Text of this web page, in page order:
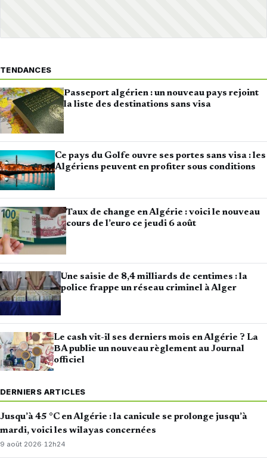
TENDANCES
Passeport algérien : un nouveau pays rejoint
la liste des destinations sans visa
Ce pays du Golfe ouvre ses portes sans visa : les
Algériens peuvent en profiter sous conditions
Taux de change en Algérie : voici le nouveau
cours de l’euro ce jeudi 6 août
Une saisie de 8,4 milliards de centimes : la
police frappe un réseau criminel à Alger
Le cash vit-il ses derniers mois en Algérie ? La
BA publie un nouveau règlement au Journal
officiel
DERNIERS ARTICLES
Jusqu’à 45 °C en Algérie : la canicule se prolonge jusqu’à
mardi, voici les wilayas concernées
9 août 2026·12h24